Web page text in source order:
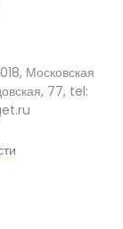
Московская
77, tel: